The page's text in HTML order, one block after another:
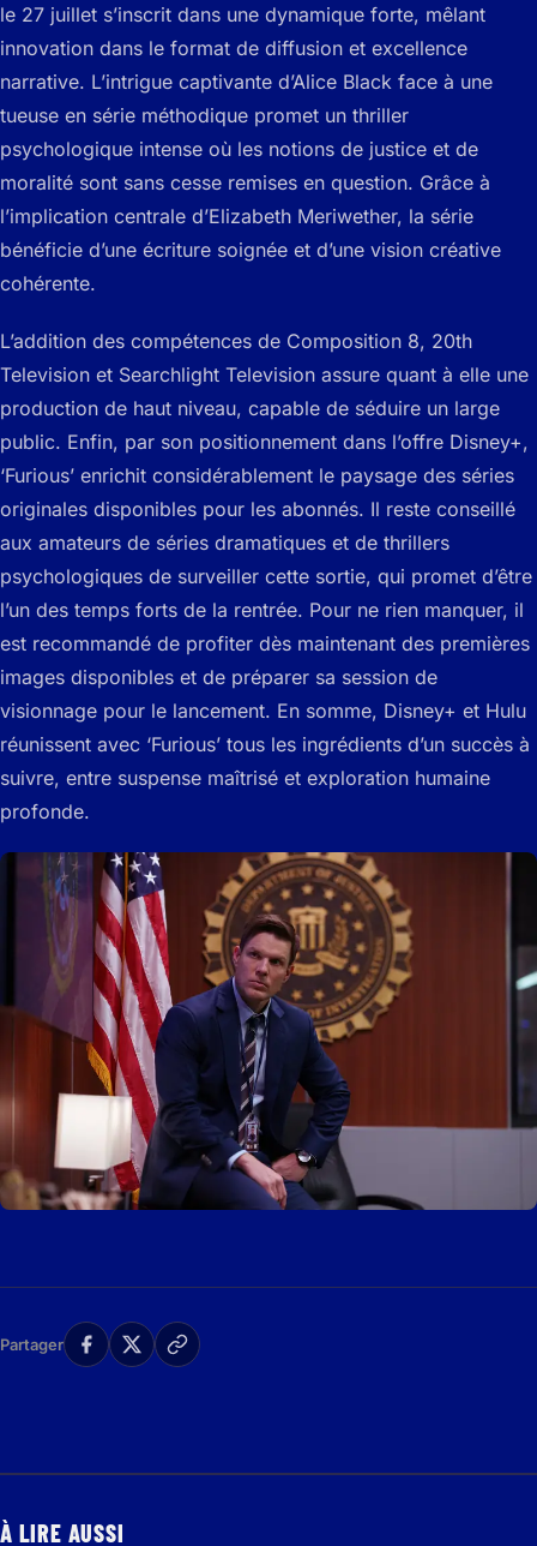
le 27 juillet s’inscrit dans une dynamique forte, mêlant
innovation dans le format de diffusion et excellence
narrative. L’intrigue captivante d’Alice Black face à une
tueuse en série méthodique promet un thriller
psychologique intense où les notions de justice et de
moralité sont sans cesse remises en question. Grâce à
l’implication centrale d’Elizabeth Meriwether, la série
bénéficie d’une écriture soignée et d’une vision créative
cohérente.
L’addition des compétences de Composition 8, 20th
Television et Searchlight Television assure quant à elle une
production de haut niveau, capable de séduire un large
public. Enfin, par son positionnement dans l’offre Disney+,
‘Furious’ enrichit considérablement le paysage des séries
originales disponibles pour les abonnés. Il reste conseillé
aux amateurs de séries dramatiques et de thrillers
psychologiques de surveiller cette sortie, qui promet d’être
l’un des temps forts de la rentrée. Pour ne rien manquer, il
est recommandé de profiter dès maintenant des premières
images disponibles et de préparer sa session de
visionnage pour le lancement. En somme, Disney+ et Hulu
réunissent avec ‘Furious’ tous les ingrédients d’un succès à
suivre, entre suspense maîtrisé et exploration humaine
profonde.
Partager
À LIRE AUSSI